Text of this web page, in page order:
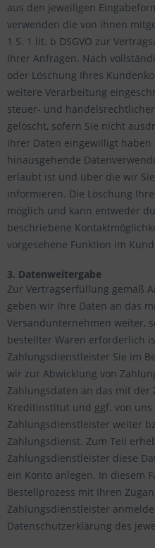
aus den jeweiligen
verwenden die von ihnen
1 S. 1 lit. b DSGVO zur
Ihrer Anfragen. Nach
oder Löschung Ihres
weitere Verarbeitung
steuer- und
gelöscht, sofern Sie nicht
Ihrer Daten eingewilligt
hinausgehende
erlaubt ist und über die wir
informieren. Die Löschung
möglich und kann entweder
beschriebene
vorgesehene Funktion im
3. Datenweitergabe
Zur Vertragserfüllung gemäß
geben wir Ihre Daten an das
Versandunternehmen weiter,
bestellter Waren erforderlich
Zahlungsdienstleister Sie im
wir zur Abwicklung von
Zahlungsdaten an das mit der
Kreditinstitut und ggf. von
Zahlungsdienstleister weiter
Zahlungsdienst. Zum Teil
Zahlungsdienstleister diese
ein Konto anlegen. In diesem
Bestellprozess mit Ihren
Zahlungsdienstleister
Datenschutzerklärung des